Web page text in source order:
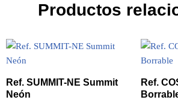
Productos
Ref. SUMMIT-NE Summit
Neón
Ref.